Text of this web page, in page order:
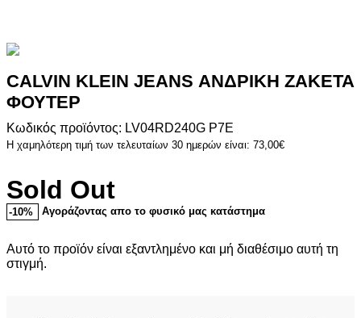
CALVIN KLEIN JEANS ΑΝΔΡΙΚΗ ΖΑΚΕΤΑ
ΦΟΥΤΕΡ
Κωδικός προϊόντος: LV04RD240G P7E
Η χαμηλότερη τιμή των τελευταίων 30 ημερών είναι: 73,00€
Sold Out
-10% Αγοράζοντας απο το φυσικό μας κατάστημα
Αυτό το προϊόν είναι εξαντλημένο και μή διαθέσιμο αυτή τη
στιγμή.